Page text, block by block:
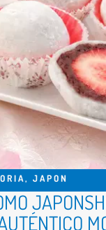
, JAPON